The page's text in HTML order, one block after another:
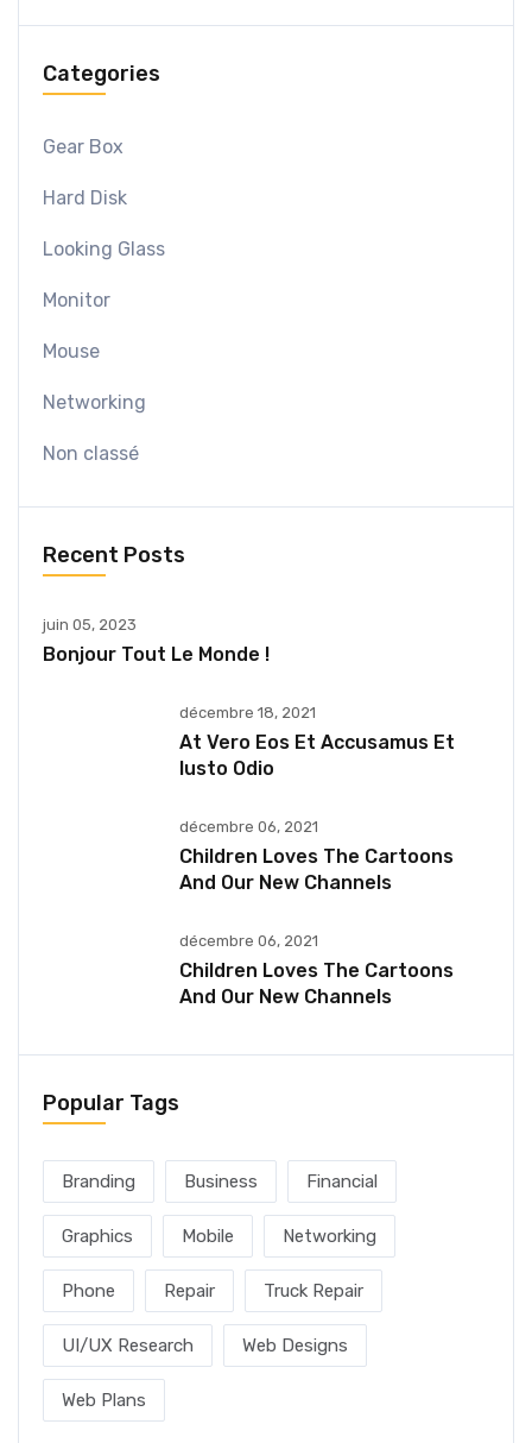
Categories
Gear Box
Hard Disk
Looking Glass
Monitor
Mouse
Networking
Non classé
Recent Posts
juin 05, 2023
Bonjour Tout Le Monde !
décembre 18, 2021
At Vero Eos Et Accusamus Et
Iusto Odio
décembre 06, 2021
Children Loves The Cartoons
And Our New Channels
décembre 06, 2021
Children Loves The Cartoons
And Our New Channels
Popular Tags
Branding Business Financial
Graphics Mobile Networking
Phone Repair Truck Repair
UI/UX Research Web Designs
Web Plans